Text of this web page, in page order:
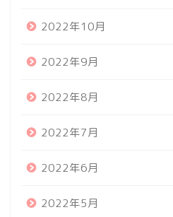
2022年10月
2022年9月
2022年8月
2022年7月
2022年6月
2022年5月